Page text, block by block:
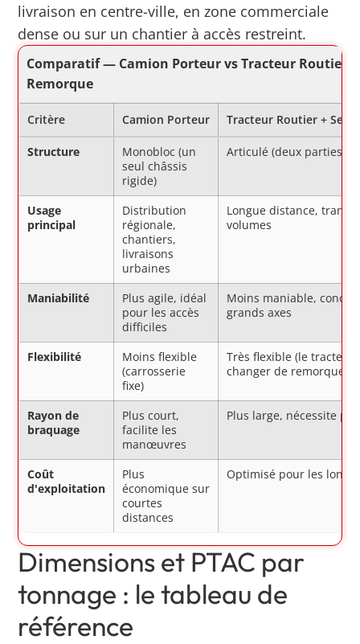
livraison en centre-ville, en zone commerciale
dense ou sur un chantier à accès restreint.
Comparatif — Camion Porteur vs Tracteur Routier +
Remorque
Critère Camion Porteur Tracteur Routier +
Structure
Monobloc (un
seul châssis
rigide)
Articulé (deux parties
Usage
principal
Distribution
régionale,
chantiers,
livraisons
urbaines
Longue distance,
volumes
Maniabilité
Plus agile, idéal
pour les accès
difficiles
Moins maniable, conçu
grands axes
Flexibilité
Moins flexible
(carrosserie
fixe)
Très flexible (le tracteur
changer de remorque)
Rayon de
braquage
Plus court,
facilite les
manœuvres
Plus large, nécessite
Coût
d'exploitation
Plus
économique sur
courtes
distances
Optimisé pour les longs
Dimensions et PTAC par
tonnage : le tableau de
référence